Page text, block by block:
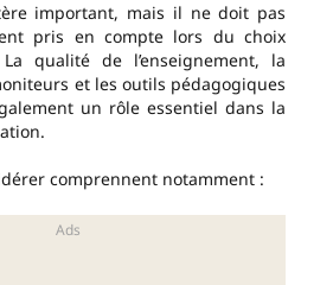
important, mais il ne doit pas
pris en compte lors du choix
La qualité de l’enseignement, la
et les outils pédagogiques
un rôle essentiel dans la
comprennent notamment :